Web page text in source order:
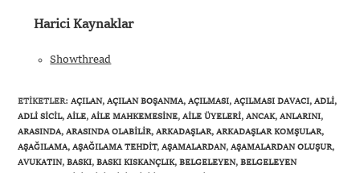
Harici Kaynaklar
Showthread
ETIKETLER:AÇILAN, AÇILAN BOŞANMA, AÇILMASI, AÇILMASI DAVACI, ADLI,
ADLI SICIL, AILE, AILE MAHKEMESINE, AILE ÜYELERI, ANCAK, ANLARINI,
ARASINDA, ARASINDA OLABILIR, ARKADAŞLAR, ARKADAŞLAR KOMŞULAR,
AŞAĞILAMA, AŞAĞILAMA TEHDIT, AŞAMALARDAN, AŞAMALARDAN OLUŞUR,
AVUKATIN, BASKI, BASKI KISKANÇLIK, BELGELEYEN, BELGELEYEN